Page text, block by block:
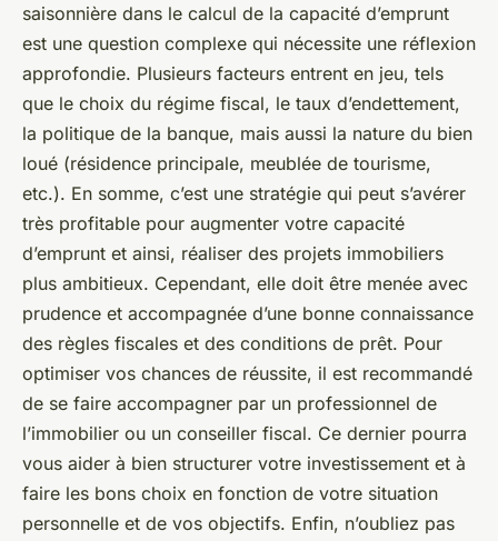
saisonnière dans le calcul de la capacité d’emprunt
est une question complexe qui nécessite une réflexion
approfondie. Plusieurs facteurs entrent en jeu, tels
que le choix du régime fiscal, le taux d’endettement,
la politique de la banque, mais aussi la nature du bien
loué (résidence principale, meublée de tourisme,
etc.). En somme, c’est une stratégie qui peut s’avérer
très profitable pour augmenter votre capacité
d’emprunt et ainsi, réaliser des projets immobiliers
plus ambitieux. Cependant, elle doit être menée avec
prudence et accompagnée d’une bonne connaissance
des règles fiscales et des conditions de prêt. Pour
optimiser vos chances de réussite, il est recommandé
de se faire accompagner par un professionnel de
l’immobilier ou un conseiller fiscal. Ce dernier pourra
vous aider à bien structurer votre investissement et à
faire les bons choix en fonction de votre situation
personnelle et de vos objectifs. Enfin, n’oubliez pas